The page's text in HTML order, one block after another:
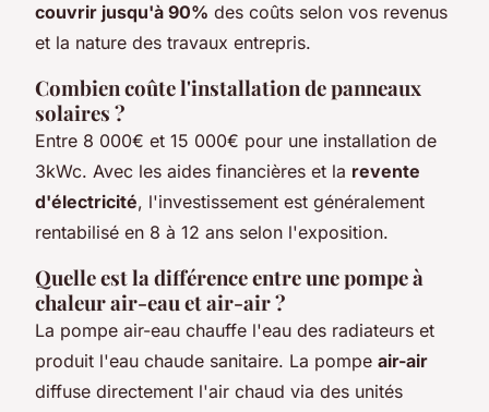
couvrir jusqu'à 90% des coûts selon vos revenus
et la nature des travaux entrepris.
Combien coûte l'installation de panneaux
solaires ?
Entre 8 000€ et 15 000€ pour une installation de
3kWc. Avec les aides financières et la revente
d'électricité, l'investissement est généralement
rentabilisé en 8 à 12 ans selon l'exposition.
Quelle est la différence entre une pompe à
chaleur air-eau et air-air ?
La pompe air-eau chauffe l'eau des radiateurs et
produit l'eau chaude sanitaire. La pompe air-air
diffuse directement l'air chaud via des unités